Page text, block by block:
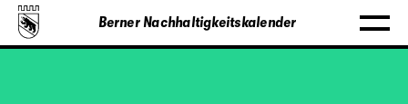
Berner Nachhaltigkeitskalender